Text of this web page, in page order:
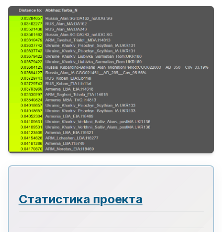
Статистика проекта